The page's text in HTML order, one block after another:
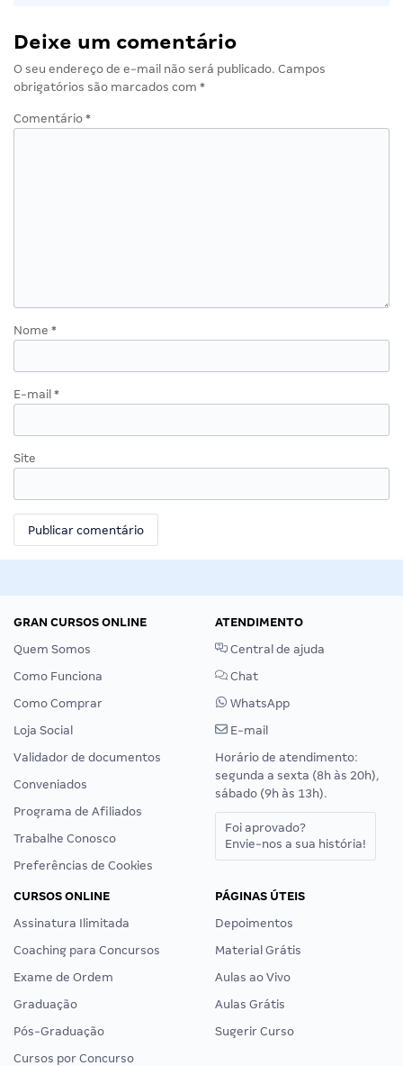
Deixe um comentário
O seu endereço de e-mail não será publicado. Campos
obrigatórios são marcados com *
Comentário *
Nome *
E-mail *
Site
GRAN CURSOS ONLINE
Quem Somos
Como Funciona
Como Comprar
Loja Social
Validador de documentos
Conveniados
Programa de Afiliados
Trabalhe Conosco
Preferências de Cookies
ATENDIMENTO
Central de ajuda
Chat
WhatsApp
E-mail
Horário de atendimento:
segunda a sexta (8h às 20h),
sábado (9h às 13h).
Foi aprovado?
Envie-nos a sua história!
CURSOS ONLINE
Assinatura Ilimitada
Coaching para Concursos
Exame de Ordem
Graduação
Pós-Graduação
Cursos por Concurso
PÁGINAS ÚTEIS
Depoimentos
Material Grátis
Aulas ao Vivo
Aulas Grátis
Sugerir Curso